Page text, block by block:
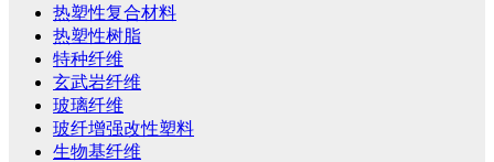
热塑性复合材料
热塑性树脂
特种纤维
玄武岩纤维
玻璃纤维
玻纤增强改性塑料
生物基纤维